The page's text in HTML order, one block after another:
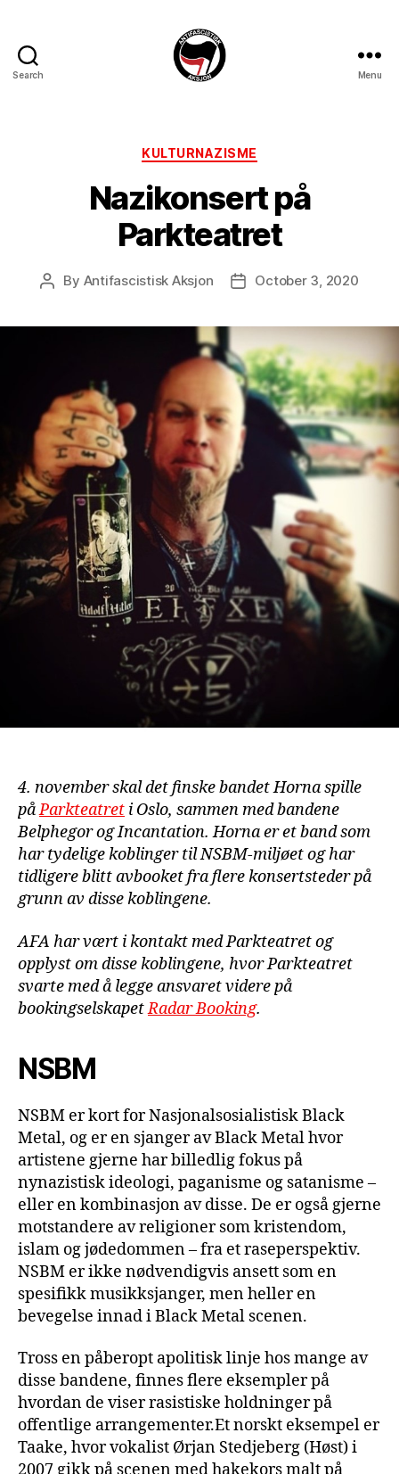
Search Menu
Categories
KULTURNAZISME
Nazikonsert på
Parkteatret
Post
By Antifascistisk Aksjon
PostOctober 3, 2020
4. november skal det finske bandet Horna spille
påParkteatret i Oslo, sammen med bandene
Belphegor og Incantation. Horna er et band som
har tydelige koblinger til NSBM-miljøet og har
tidligere blitt avbooket fra flere konsertsteder på
grunn av disse koblingene.
AFA har vært i kontakt med Parkteatret og
opplyst om disse koblingene, hvor Parkteatret
svarte med å legge ansvaret videre på
bookingselskapetRadar Booking.
NSBM
NSBM er kort for Nasjonalsosialistisk Black
Metal, og er en sjanger av Black Metal hvor
artistene gjerne har billedlig fokus på
nynazistisk ideologi, paganisme og satanisme –
eller en kombinasjon av disse. De er også gjerne
motstandere av religioner som kristendom,
islam og jødedommen – fra et raseperspektiv.
NSBM er ikke nødvendigvis ansett som en
spesifikk musikksjanger, men heller en
bevegelse innad i Black Metal scenen.
Tross en påberopt apolitisk linje hos mange av
disse bandene, finnes flere eksempler på
hvordan de viser rasistiske holdninger på
offentlige arrangementer.Et norskt eksempel er
Taake, hvor vokalist Ørjan Stedjeberg (Høst) i